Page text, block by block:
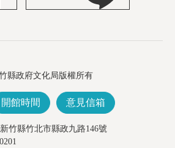
縣政府文化局版權所有
開館時間 意見信箱
竹縣竹北市縣政九路146號